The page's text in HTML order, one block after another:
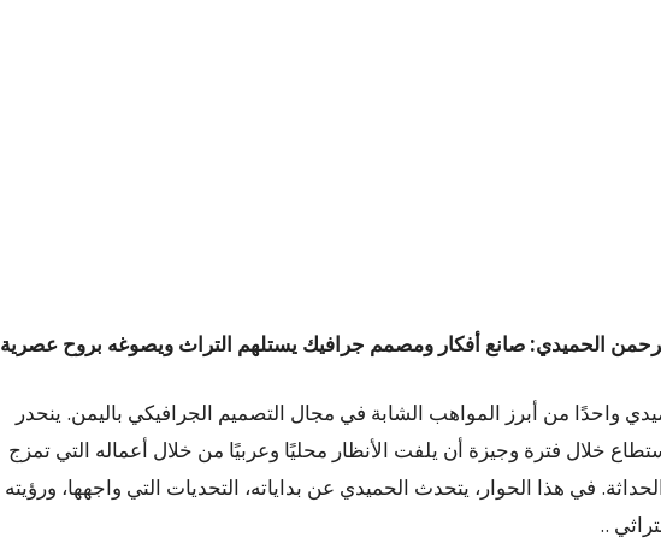
الحميدي: صانع أفكار ومصمم جرافيك يستلهم التراث ويصوغه بروح عصرية
واحدًا من أبرز المواهب الشابة في مجال التصميم الجرافيكي باليمن. ينحدر
خلال فترة وجيزة أن يلفت الأنظار محليًا وعربيًا من خلال أعماله التي تمزج
في هذا الحوار، يتحدث الحميدي عن بداياته، التحديات التي واجهها، ورؤيته
..